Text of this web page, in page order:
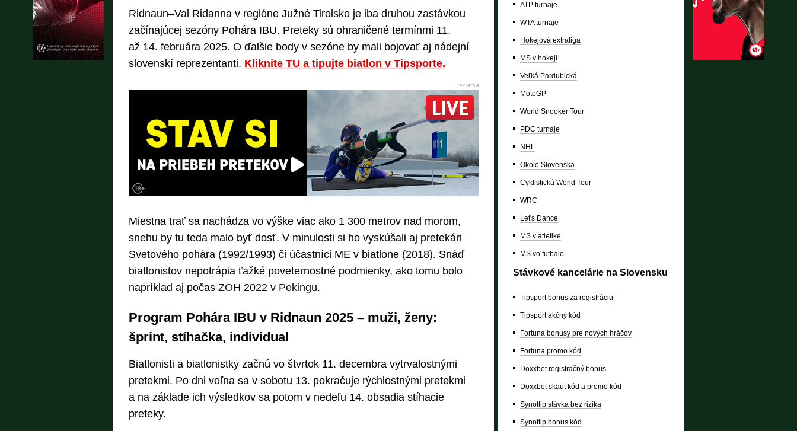
Ridnaun–Val Ridanna v regióne Južné Tirolsko je iba druhou zastávkou
začínajúcej sezóny Pohára IBU. Preteky sú ohraničené termínmi 11.
až 14. februára 2025. O ďalšie body v sezóne by mali bojovať aj nádejní
slovenskí reprezentanti. Kliknite TU a tipujte biatlon v Tipsporte.
Miestna trať sa nachádza vo výške viac ako 1 300 metrov nad morom,
snehu by tu teda malo byť dosť. V minulosti si ho vyskúšali aj pretekári
Svetového pohára (1992/1993) či účastníci ME v biatlone (2018). Snáď
biatlonistov nepotrápia ťažké poveternostné podmienky, ako tomu bolo
napríklad aj počas ZOH 2022 v Pekingu.
Program Pohára IBU v Ridnaun 2025 – muži, ženy:
šprint, stíhačka, individual
Biatlonisti a biatlonistky začnú vo štvrtok 11. decembra vytrvalostnými
pretekmi. Po dni voľna sa v sobotu 13. pokračuje rýchlostnými pretekmi
a na základe ich výsledkov sa potom v nedeľu 14. obsadia stíhacie
preteky.
ATP turnaje
WTA turnaje
Hokejová extraliga
MS v hokeji
Veľká Pardubická
MotoGP
World Snooker Tour
PDC turnaje
NHL
Okolo Slovenska
Cyklistická World Tour
WRC
Let's Dance
MS v atletike
MS vo futbale
Stávkové kancelárie na Slovensku
Tipsport bonus za registráciu
Tipsport akčný kód
Fortuna bonusy pre nových hráčov
Fortuna promo kód
Doxxbet registračný bonus
Doxxbet skaut kód a promo kód
Synottip stávka bez rizika
Synottip bonus kód